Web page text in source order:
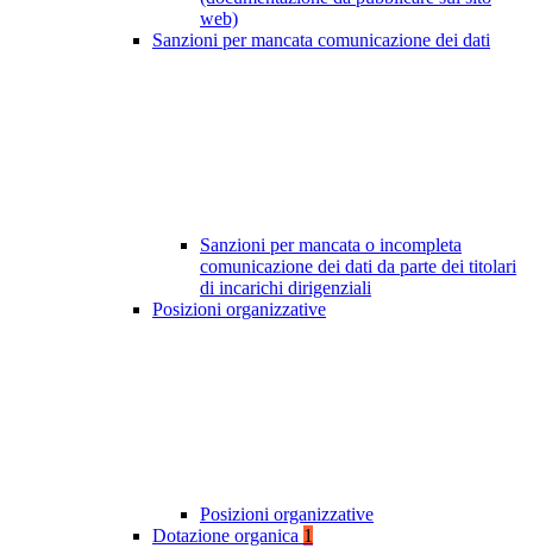
web)
Sanzioni per mancata comunicazione dei dati
Sanzioni per mancata o incompleta
comunicazione dei dati da parte dei titolari
di incarichi dirigenziali
Posizioni organizzative
Posizioni organizzative
Dotazione organica 1